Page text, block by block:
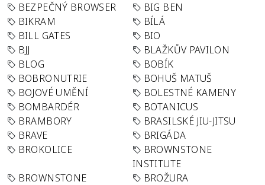
BEZPEČNÝ BROWSER
BIG BEN
BIKRAM
BÍLÁ
BILL GATES
BIO
BJJ
BLAŽKŮV PAVILON
BLOG
BOBÍK
BOBRONUTRIE
BOHUŠ MATUŠ
BOJOVÉ UMĚNÍ
BOLESTNÉ KAMENY
BOMBARDÉR
BOTANICUS
BRAMBORY
BRASILSKÉ JIU-JITSU
BRAVE
BRIGÁDA
BROKOLICE
BROWNSTONE
INSTITUTE
BROWNSTONE
BROŽURA